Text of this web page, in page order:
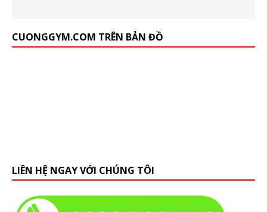
CUONGGYM.COM TRÊN BẢN ĐỒ
LIÊN HỆ NGAY VỚI CHÚNG TÔI